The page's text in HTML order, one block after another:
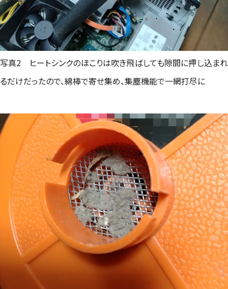
写真2 ヒートシンクのほこりは吹き飛ばしても隙間に押し込まれ
るだけだったので、綿棒で寄せ集め、集塵機能で一網打尽に